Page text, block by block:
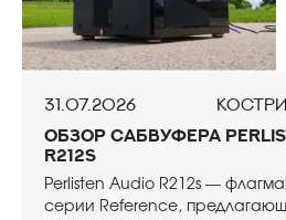
31.07.2026
Обзор сабвуфера
R212s
Perlisten Audio R212s —
серии Reference,